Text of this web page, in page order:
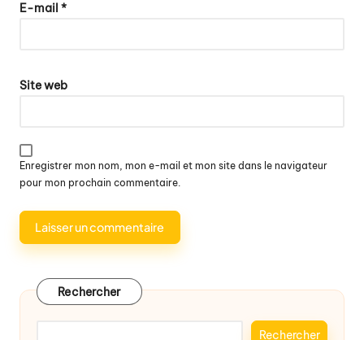
E-mail *
Site web
Enregistrer mon nom, mon e-mail et mon site dans le navigateur
pour mon prochain commentaire.
Rechercher
Rechercher